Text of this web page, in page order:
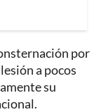
por
a pocos
su